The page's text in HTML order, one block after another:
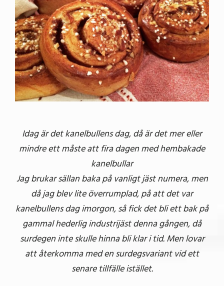
Idag är det kanelbullens dag, då är det mer eller
mindre ett måste att fira dagen med hembakade
kanelbullar
Jag brukar sällan baka på vanligt jäst numera, men
då jag blev lite överrumplad, på att det var
kanelbullens dag imorgon, så fick det bli ett bak på
gammal hederlig industrijäst denna gången, då
surdegen inte skulle hinna bli klar i tid. Men lovar
att återkomma med en surdegsvariant vid ett
senare tillfälle istället.